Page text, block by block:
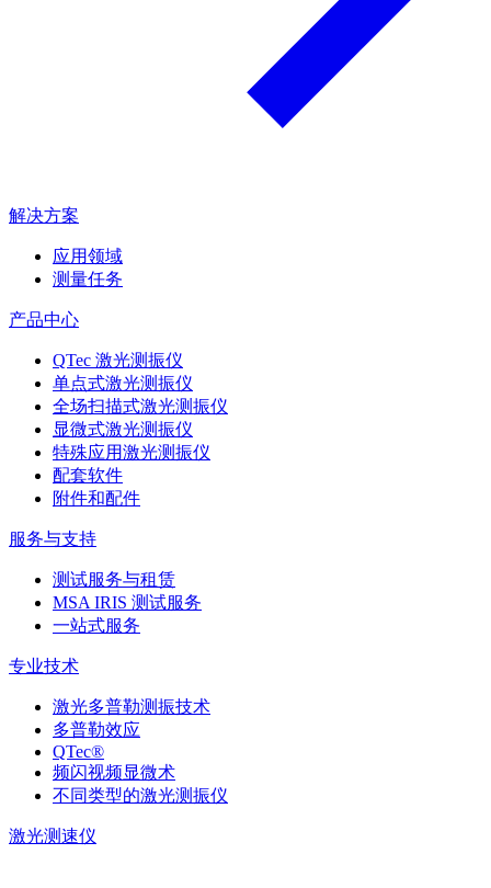
解决方案
应用领域
测量任务
产品中心
QTec 激光测振仪
单点式激光测振仪
全场扫描式激光测振仪
显微式激光测振仪
特殊应用激光测振仪
配套软件
附件和配件
服务与支持
测试服务与租赁
MSA IRIS 测试服务
一站式服务
专业技术
激光多普勒测振技术
多普勒效应
QTec®
频闪视频显微术
不同类型的激光测振仪
激光测速仪